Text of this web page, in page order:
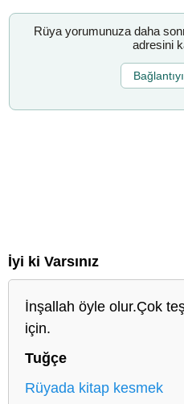
Rüya yorumunuza daha
adresini
İyi ki Varsınız
İnşallah öyle olur.Çok
için.
Tuğçe
Rüyada kitap kesmek